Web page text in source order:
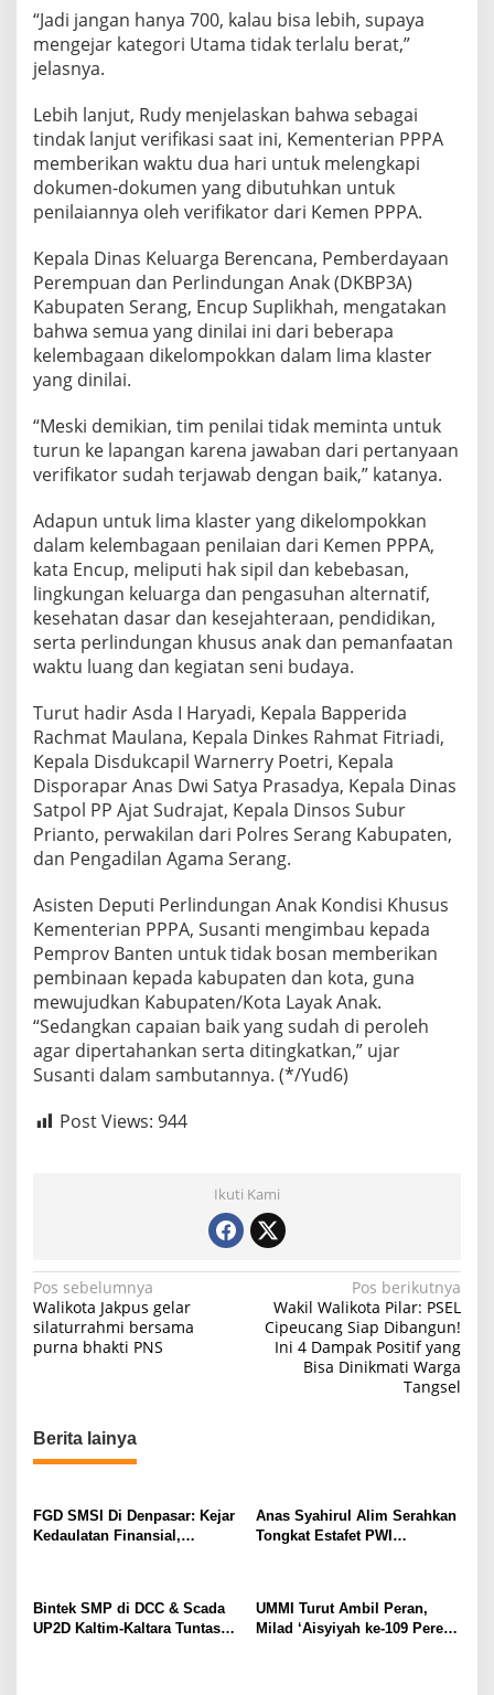
e
s
P
i
a
i
a
n
A
2
0
2
5
“Jadi jangan hanya 700, kalau bisa lebih, supaya
mengejar kategori Utama tidak terlalu berat,”
jelasnya.
Lebih lanjut, Rudy menjelaskan bahwa sebagai
tindak lanjut verifikasi saat ini, Kementerian PPPA
memberikan waktu dua hari untuk melengkapi
dokumen-dokumen yang dibutuhkan untuk
penilaiannya oleh verifikator dari Kemen PPPA.
Kepala Dinas Keluarga Berencana, Pemberdayaan
Perempuan dan Perlindungan Anak (DKBP3A)
Kabupaten Serang, Encup Suplikhah, mengatakan
bahwa semua yang dinilai ini dari beberapa
kelembagaan dikelompokkan dalam lima klaster
yang dinilai.
“Meski demikian, tim penilai tidak meminta untuk
turun ke lapangan karena jawaban dari pertanyaan
verifikator sudah terjawab dengan baik,” katanya.
Adapun untuk lima klaster yang dikelompokkan
dalam kelembagaan penilaian dari Kemen PPPA,
kata Encup, meliputi hak sipil dan kebebasan,
lingkungan keluarga dan pengasuhan alternatif,
kesehatan dasar dan kesejahteraan, pendidikan,
serta perlindungan khusus anak dan pemanfaatan
waktu luang dan kegiatan seni budaya.
Turut hadir Asda I Haryadi, Kepala Bapperida
Rachmat Maulana, Kepala Dinkes Rahmat Fitriadi,
Kepala Disdukcapil Warnerry Poetri, Kepala
Disporapar Anas Dwi Satya Prasadya, Kepala Dinas
Satpol PP Ajat Sudrajat, Kepala Dinsos Subur
Prianto, perwakilan dari Polres Serang Kabupaten,
dan Pengadilan Agama Serang.
Asisten Deputi Perlindungan Anak Kondisi Khusus
Kementerian PPPA, Susanti mengimbau kepada
Pemprov Banten untuk tidak bosan memberikan
pembinaan kepada kabupaten dan kota, guna
mewujudkan Kabupaten/Kota Layak Anak.
“Sedangkan capaian baik yang sudah di peroleh
agar dipertahankan serta ditingkatkan,” ujar
Susanti dalam sambutannya. (*/Yud6)
Post Views: 944
Ikuti Kami
N
a
v
a
i
p
s
Pos sebelumnya
Walikota Jakpus gelar
silaturrahmi bersama
purna bhakti PNS
Pos berikutnya
Wakil Walikota Pilar: PSEL
Cipeucang Siap Dibangun!
Ini 4 Dampak Positif yang
Bisa Dinikmati Warga
Tangsel
Berita lainya
FGD SMSI Di Denpasar: Kejar
Kedaulatan Finansial,
Anas Syahirul Alim Serahkan
Tongkat Estafet PWI
Bintek SMP di DCC & Scada
UP2D Kaltim-Kaltara Tuntas,
UMMI Turut Ambil Peran,
Milad ‘Aisyiyah ke-109 Pererat